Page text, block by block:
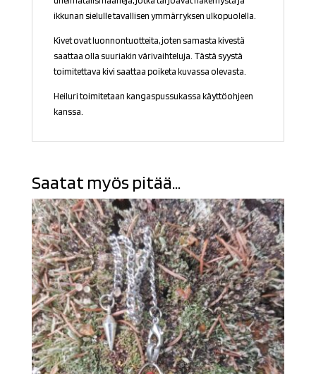
ikkunan sielulle tavallisen ymmärryksen ulkopuolella.
Kivet ovat luonnontuotteita, joten samasta kivestä
saattaa olla suuriakin värivaihteluja. Tästä syystä
toimitettava kivi saattaa poiketa kuvassa olevasta.
Heiluri toimitetaan kangaspussukassa käyttöohjeen
kanssa.
Saatat myös pitää...